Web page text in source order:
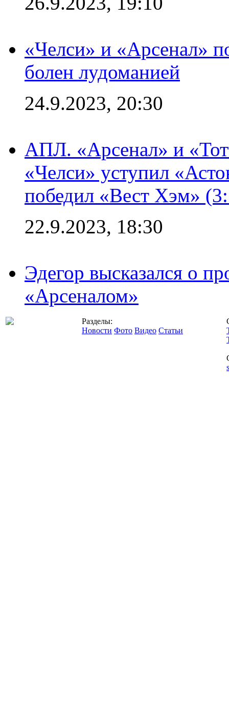
«Челси» и «Арсенал»
болен лудоманией
24.9.2023, 20:30
АПЛ. «Арсенал» и
«Челси» уступил
победил «Вест Хэм»
22.9.2023, 18:30
Эдегор высказался о
«Арсеналом»
Разделы:
Новости Фото Видео Статьи